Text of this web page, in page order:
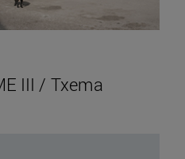
III / Txema